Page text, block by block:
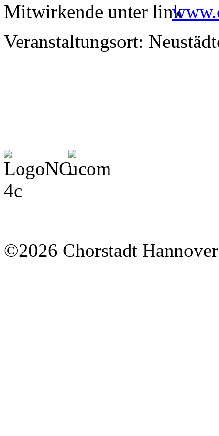
Mitwirkende unter
Veranstaltungsort:
©2026 Chorstadt Hannover